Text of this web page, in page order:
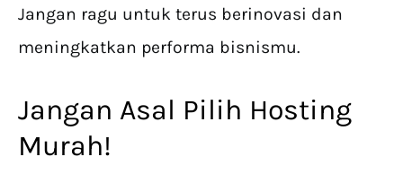
Jangan ragu untuk terus berinovasi dan
meningkatkan performa bisnismu.
Jangan Asal Pilih Hosting
Murah!